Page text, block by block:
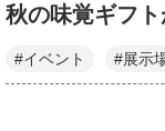
秋の味覚ギフ
#イベント #展示